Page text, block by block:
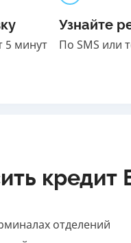
5 минут
Узнайте
По SMS или
отделений